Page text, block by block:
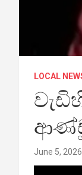
LOCAL
June 5, 2026